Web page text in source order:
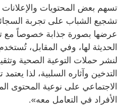
تسهم بعض المحتويات
تشجيع الشباب على تجربة
عرضها بصورة جذابة خصوصاً مع
الحديثة لها، وفي المقابل،
لنشر حملات التوعية الصحية
التدخين وآثاره السلبية، لذا
الاجتماعي على نوعية المحتوى
الأفراد في التعامل معه».